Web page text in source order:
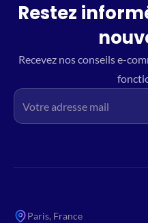
Restez
Recevez nos conseils e-
Paris, France